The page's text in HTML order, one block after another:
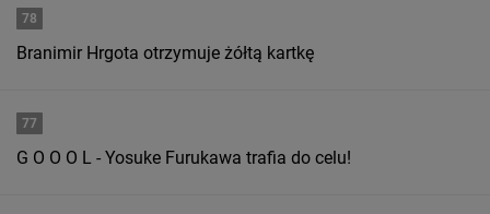
78
Branimir Hrgota otrzymuje żółtą kartkę
77
G O O O L - Yosuke Furukawa trafia do celu!